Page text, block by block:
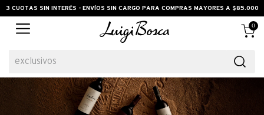
3 CUOTAS SIN INTERÉS - ENVÍOS SIN CARGO PARA COMPRAS MAYORES A $85.000
0